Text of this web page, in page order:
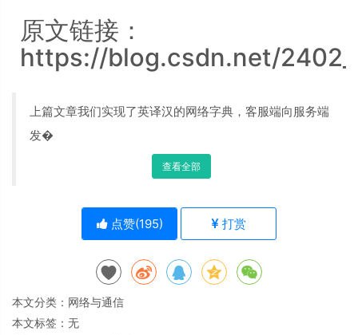
原文链接：
https://blog.csdn.net/
上篇文章我们实现了英译汉的网络字典，客服端向服务端
发�
查看全部
点赞(195) 打赏
本文分类： 网络与通信
本文标签：无